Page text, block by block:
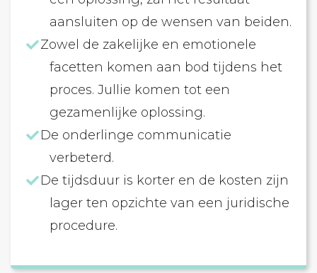
aansluiten op de wensen van beiden.
Zowel de zakelijke en emotionele
facetten komen aan bod tijdens het
proces. Jullie komen tot een
gezamenlijke oplossing.
De onderlinge communicatie
verbeterd.
De tijdsduur is korter en de kosten zijn
lager ten opzichte van een juridische
procedure.